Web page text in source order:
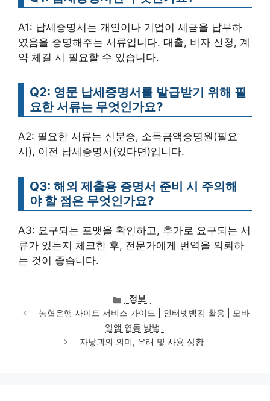
A1: 납세증명서는 개인이나 기업이 세금을 납부하
였음을 증명해주는 서류입니다. 대출, 비자 신청, 계
약 체결 시 필요할 수 있습니다.
Q2: 영문 납세증명서를 발급받기 위해 필
요한 서류는 무엇인가요?
A2: 필요한 서류는 신분증, 소득금액증명원(필요
시), 이전 납세증명서(있다면)입니다.
Q3: 해외 제출용 증명서 준비 시 주의해
야 할 점은 무엇인가요?
A3: 요구되는 포맷을 확인하고, 추가로 요구되는 서
류가 있는지 체크한 후, 전문가에게 번역을 의뢰하
는 것이 좋습니다.
카
테
고
리
정보
농협은행 사이트 서비스 가이드 | 인터넷뱅킹 활용 | 모바
일앱 연동 방법
자낳괴의 의미, 유래 및 사용 상황